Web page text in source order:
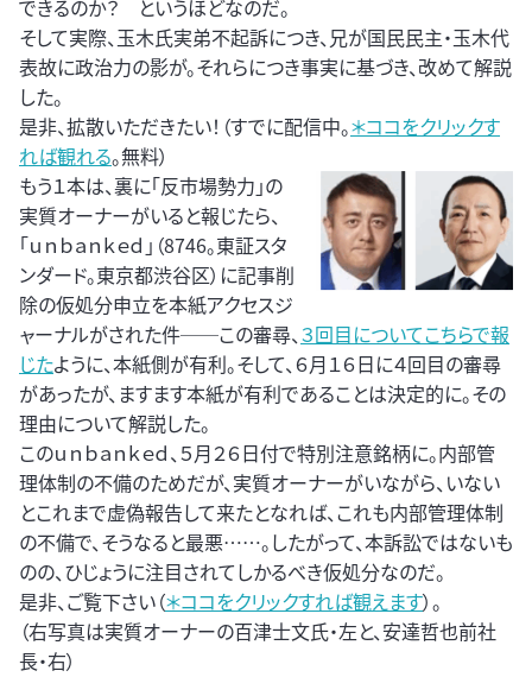
できるのか？ というほどなのだ。
そして実際、玉木氏実弟不起訴につき、兄が国民民主・玉木代
表故に政治力の影が。それらにつき事実に基づき、改めて解説
した。
是非、拡散いただきたい！（すでに配信中。＊ココをクリックす
れば観れる。無料）
もう１本は、裏に「反市場勢力」の
実質オーナーがいると報じたら、
「ｕｎｂａｎｋｅｄ」（8746。東証スタ
ンダード。東京都渋谷区）に記事削
除の仮処分申立を本紙アクセスジ
ャーナルがされた件──この審尋、３回目についてこちらで報
じたように、本紙側が有利。そして、６月１６日に４回目の審尋
があったが、ますます本紙が有利であることは決定的に。その
理由について解説した。
このｕｎｂａｎｋｅｄ、５月２６日付で特別注意銘柄に。内部管
理体制の不備のためだが、実質オーナーがいながら、いない
とこれまで虚偽報告して来たとなれば、これも内部管理体制
の不備で、そうなると最悪……。したがって、本訴訟ではないも
のの、ひじょうに注目されてしかるべき仮処分なのだ。
是非、ご覧下さい（＊ココをクリックすれば観えます）。
（右写真は実質オーナーの百津士文氏・左と、安達哲也前社
長・右）